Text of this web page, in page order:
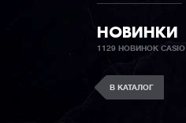
НОВИНКИ
1129 НОВИНОК CASIO
В КАТАЛОГ